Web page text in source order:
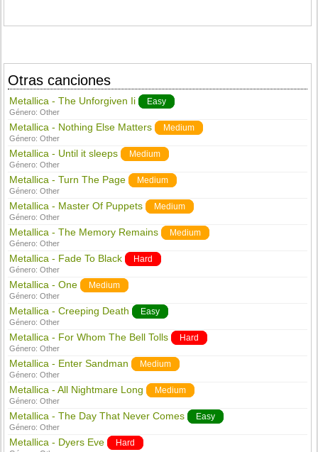
Otras canciones
Metallica - The Unforgiven Ii Easy
Género:Other
Metallica - Nothing Else Matters Medium
Género:Other
Metallica - Until it sleeps Medium
Género:Other
Metallica - Turn The Page Medium
Género:Other
Metallica - Master Of Puppets Medium
Género:Other
Metallica - The Memory Remains Medium
Género:Other
Metallica - Fade To Black Hard
Género:Other
Metallica - One Medium
Género:Other
Metallica - Creeping Death Easy
Género:Other
Metallica - For Whom The Bell Tolls Hard
Género:Other
Metallica - Enter Sandman Medium
Género:Other
Metallica - All Nightmare Long Medium
Género:Other
Metallica - The Day That Never Comes Easy
Género:Other
Metallica - Dyers Eve Hard